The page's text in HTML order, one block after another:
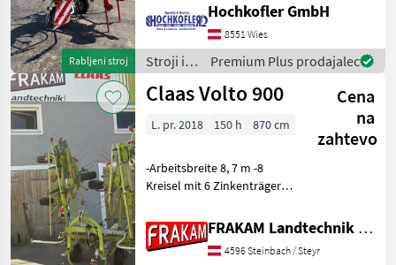
Rabljeni stroj
Hydrolift funktionsfähig
und sofort einsatzbereit
Standort: 8551 Wies
Nadmorska v
Hochkofler GmbH
8551 Wies
Stroji in
oprema
za žetev
spravilo
Pöttinger
Premium Plus prodajalec
Claas Volto 900
Cena
na
zahtevo
L. pr. 2018 150 h 870 cm
-Arbeitsbreite 8, 7 m -8
Kreisel mit 6 Zinkenträger
Pralltuch zur
Randstreubegrenzung,
hydraulische Schwenkung -
FRAKAM Landtechnik GmbH
4596 Steinbach / Steyr